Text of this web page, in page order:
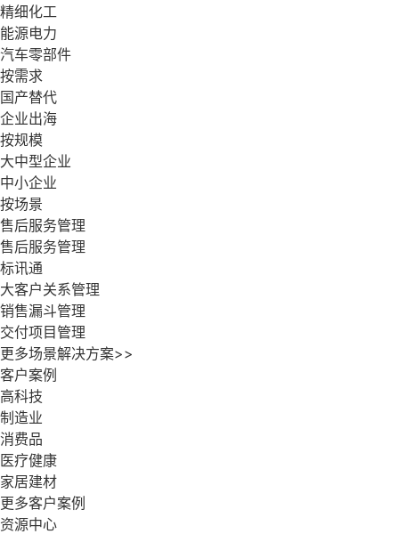
精细化工
能源电力
汽车零部件
按需求
国产替代
企业出海
按规模
大中型企业
中小企业
按场景
售后服务管理
售后服务管理
标讯通
大客户关系管理
销售漏斗管理
交付项目管理
更多场景解决方案>>
客户案例
高科技
制造业
消费品
医疗健康
家居建材
更多客户案例
资源中心